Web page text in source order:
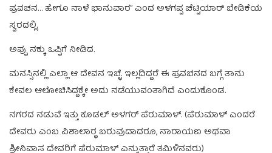
ಪ್ರವಚನ… ಹೇಗೂ ನಾಳೆ ಭಾನುವಾರ” ಎಂದ ಅಳಗಪ್ಪ ಚೆಟ್ಟಿಯಾರ್‌ ಬೇಡಿಕೆಯ
ಸ್ವರದಲ್ಲಿ.
ಅಪ್ಪು ನಕ್ಕು ಒಪ್ಪಿಗೆ ನೀಡಿದ.
ಮನಸ್ಸಿನಲ್ಲಿ ಎಲ್ಲಾ ಆ ದೇವನ ಇಚ್ಛೆ. ಇಲ್ಲದಿದ್ದರೆ ಈ ಪ್ರವಚನದ ಬಗ್ಗೆ ತಾನು
ಕೇವಲ ಆಲೋಚಿಸಿದ್ದಕ್ಕೇ ಅದು ನಡೆಯುವಂತಾಗಿದೆ ಎಂದುಕೊಂಡ.
ನಗರದ ನಡುವೆ ಇತ್ತು ಕೂಡಲ್‌ ಅಳಗರ್‌ ಪೆರುಮಾಳ್.‌ (ಪೆರುಮಾಳ್‌ ಎಂದರೆ
ದೇವರು ಎಂಬ ವಿಶಾಲಾರ‍್ಥ ಬರುವುದಾದರೂ, ನಾರಾಯಣ ಅಥವಾ
ಶ್ರೀನಿವಾಸ ದೇವರಿಗೆ ಪೆರುಮಾಳ್‌ ಎನ್ನುತ್ತಾರೆ ತಮಿಳಿನವರು)